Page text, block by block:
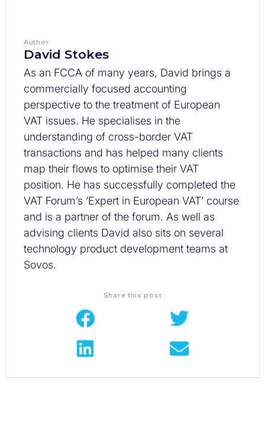
Author
David Stokes
As an FCCA of many years, David brings a
commercially focused accounting
perspective to the treatment of European
VAT issues. He specialises in the
understanding of cross-border VAT
transactions and has helped many clients
map their flows to optimise their VAT
position. He has successfully completed the
VAT Forum’s ‘Expert in European VAT’ course
and is a partner of the forum. As well as
advising clients David also sits on several
technology product development teams at
Sovos.
Share this post